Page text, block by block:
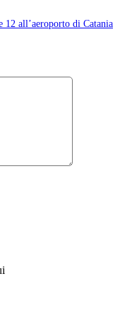
all’aeroporto di Catania